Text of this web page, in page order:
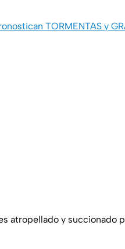
TORMENTAS y
es atropellado y